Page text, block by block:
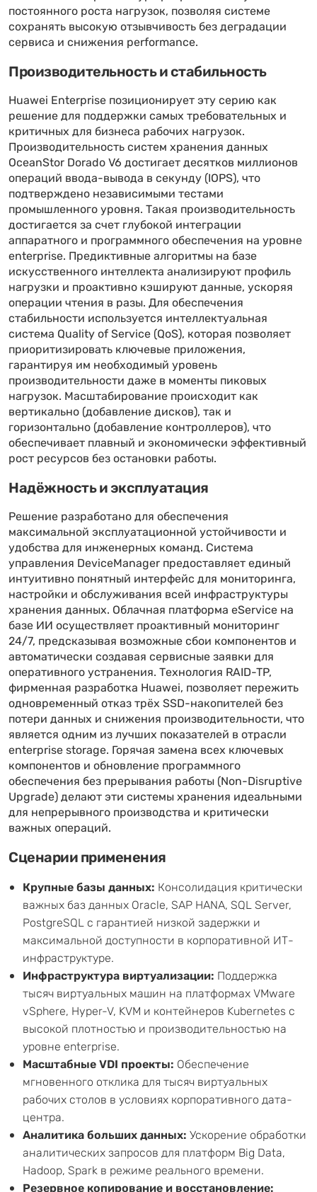
постоянного роста нагрузок, позволяя системе
сохранять высокую отзывчивость без деградации
сервиса и снижения performance.
Производительность и стабильность
Huawei Enterprise позиционирует эту серию как
решение для поддержки самых требовательных и
критичных для бизнеса рабочих нагрузок.
Производительность систем хранения данных
OceanStor Dorado V6 достигает десятков миллионов
операций ввода-вывода в секунду (IOPS), что
подтверждено независимыми тестами
промышленного уровня. Такая производительность
достигается за счет глубокой интеграции
аппаратного и программного обеспечения на уровне
enterprise. Предиктивные алгоритмы на базе
искусственного интеллекта анализируют профиль
нагрузки и проактивно кэшируют данные, ускоряя
операции чтения в разы. Для обеспечения
стабильности используется интеллектуальная
система Quality of Service (QoS), которая позволяет
приоритизировать ключевые приложения,
гарантируя им необходимый уровень
производительности даже в моменты пиковых
нагрузок. Масштабирование происходит как
вертикально (добавление дисков), так и
горизонтально (добавление контроллеров), что
обеспечивает плавный и экономически эффективный
рост ресурсов без остановки работы.
Надёжность и эксплуатация
Решение разработано для обеспечения
максимальной эксплуатационной устойчивости и
удобства для инженерных команд. Система
управления DeviceManager предоставляет единый
интуитивно понятный интерфейс для мониторинга,
настройки и обслуживания всей инфраструктуры
хранения данных. Облачная платформа eService на
базе ИИ осуществляет проактивный мониторинг
24/7, предсказывая возможные сбои компонентов и
автоматически создавая сервисные заявки для
оперативного устранения. Технология RAID-TP,
фирменная разработка Huawei, позволяет пережить
одновременный отказ трёх SSD-накопителей без
потери данных и снижения производительности, что
является одним из лучших показателей в отрасли
enterprise storage. Горячая замена всех ключевых
компонентов и обновление программного
обеспечения без прерывания работы (Non-Disruptive
Upgrade) делают эти системы хранения идеальными
для непрерывного производства и критически
важных операций.
Сценарии применения
Крупные базы данных: Консолидация критически
важных баз данных Oracle, SAP HANA, SQL Server,
PostgreSQL с гарантией низкой задержки и
максимальной доступности в корпоративной ИТ-
инфраструктуре.
Инфраструктура виртуализации: Поддержка
тысяч виртуальных машин на платформах VMware
vSphere, Hyper-V, KVM и контейнеров Kubernetes с
высокой плотностью и производительностью на
уровне enterprise.
Масштабные VDI проекты: Обеспечение
мгновенного отклика для тысяч виртуальных
рабочих столов в условиях корпоративного дата-
центра.
Аналитика больших данных: Ускорение обработки
аналитических запросов для платформ Big Data,
Hadoop, Spark в режиме реального времени.
Резервное копирование и восстановление: